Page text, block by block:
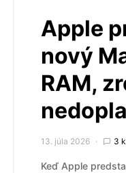
Apple
nový
RAM,
13. júla 2026 3
Keď Apple